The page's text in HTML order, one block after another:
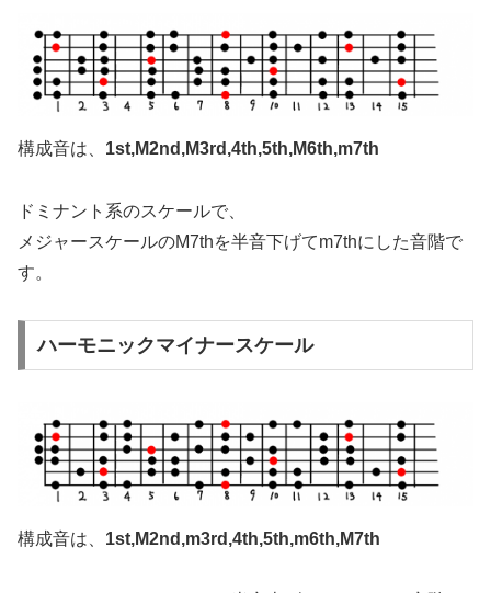
構成音は、 1st,M2nd,M3rd,4th,5th,M6th,m7th
ドミナント系のスケールで、
メジャースケールのM7thを半音下げてm7thにした音階で
す。
ハーモニックマイナースケール
構成音は、 1st,M2nd,m3rd,4th,5th,m6th,M7th